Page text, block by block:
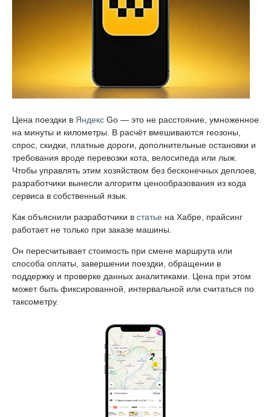
Цена поездки в Яндекс Go — это не расстояние, умноженное
на минуты и километры. В расчёт вмешиваются геозоны,
спрос, скидки, платные дороги, дополнительные остановки и
требования вроде перевозки кота, велосипеда или лыж.
Чтобы управлять этим хозяйством без бесконечных деплоев,
разработчики вынесли алгоритм ценообразования из кода
сервиса в собственный язык.
Как объяснили разработчики в статье на Хабре, прайсинг
работает не только при заказе машины.
Он пересчитывает стоимость при смене маршрута или
способа оплаты, завершении поездки, обращении в
поддержку и проверке данных аналитиками. Цена при этом
может быть фиксированной, интервальной или считаться по
таксометру.